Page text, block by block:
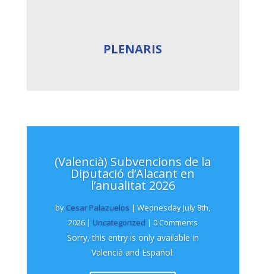
PLENARIS
(Valencià) Subvencions de la
Diputació d’Alacant en
l’anualitat 2026
byCesar Palazuelos |Wednesday July 8th,
2026| Uncategorized | 0 Comments
Sorry, this entry is only available in
Valencià and Español.